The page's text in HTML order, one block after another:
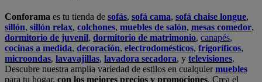
Conforama es tu tienda de sofás, sofá cama, sofá chaise longue,
sillón, sillón relax, colchones, muebles de salón, mesas comedor,
dormitorio de juvenil, dormitorio de matrimonio, canapés,
cocinas a medida, decoración, electrodomésticos, frigoríficos,
microondas, lavavajillas, lavadora secadora, y televisiones.
Descubre nuestra amplia variedad de estilos en cualquiermuebles
para tu hogar, con los mejores precios y promociones. Crea el